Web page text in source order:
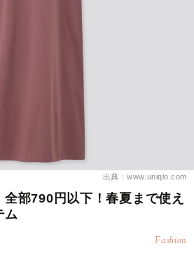
出典：www.uniqlo.com
全部790円以下！春夏まで使え
ム
Fashion